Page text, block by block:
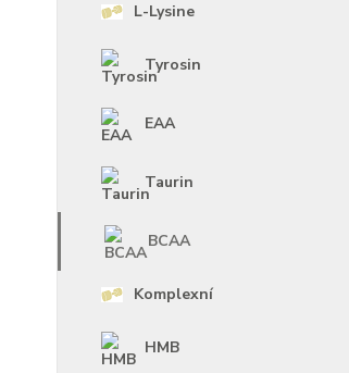
L-Lysine
Tyrosin
EAA
Taurin
BCAA
Komplexní
HMB